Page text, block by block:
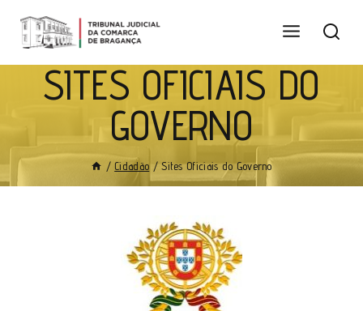
SITES OFICIAIS DO
GOVERNO
/ Cidadão / Sites Oficiais do Governo